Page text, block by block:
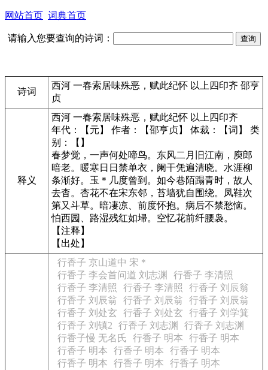
网站首页 词典首页
请输入您要查询的诗词：
诗词
西河 一春索居味殊恶，赋此纪怀 以上四印齐 邵亨
贞
释义
西河 一春索居味殊恶，赋此纪怀 以上四印齐
年代：【元】 作者：【邵亨贞】 体裁：【词】 类
别：【】
春梦觉，一声何处啼鸟。东风二月旧江南，庾郎
暗老。暖寒日日禁单衣，阑干凭遍清晓。水涯柳
条渐好。玉＊几度曾到。如今巷陌蹋青时，故人
去杳。杏花不在宋东邻，苔墙犹自围绕。凤鞋次
第又斗草。暗凄凉、前度怀抱。病后不禁愁恼。
怕西园、路湿残红如埽。空忆花前纤腰袅。
【注释】
【出处】
行香子 京山道中 宋＊
行香子 李会首问道 刘志渊
行香子 李清照
行香子 李清照
行香子 李清照
行香子 刘辰翁
行香子 刘辰翁
行香子 刘辰翁
行香子 刘辰翁
行香子 刘处玄
行香子 刘处玄
行香子 刘学箕
行香子 刘镇2
行香子 刘志渊
行香子 刘志渊
行香子慢 无名氏
行香子 明本
行香子 明本
行香子 明本
行香子 明本
行香子 明本
行香子 明本
行香子 明本
行香子 明本